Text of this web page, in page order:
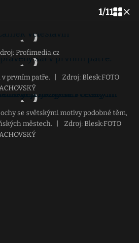
1/11
Profimedia.cz
v prvním patře.
Zdroj: Blesk:FOTO
se světskými motivy podobné těm,
městech.
Zdroj: Blesk:FOTO